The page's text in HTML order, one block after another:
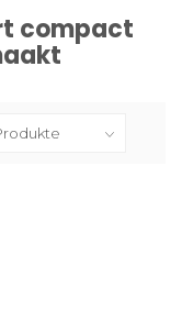
compact